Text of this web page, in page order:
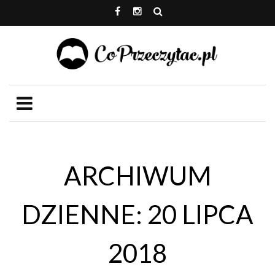
ARCHIWUM
DZIENNE: 20 LIPCA
2018